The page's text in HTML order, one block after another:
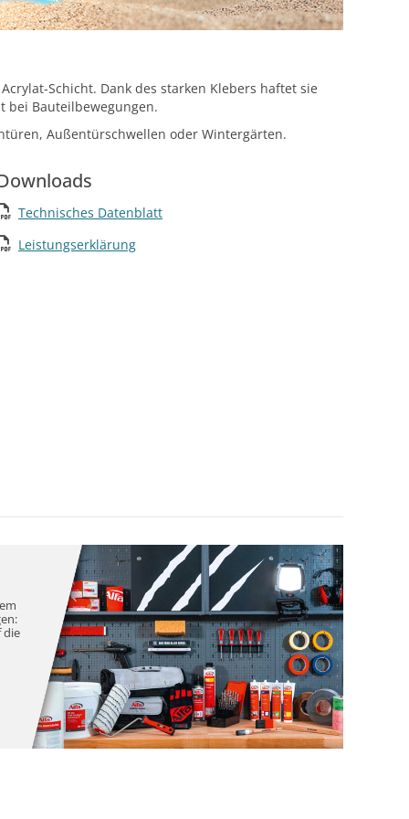
Schicht. Dank des starken Klebers haftet sie
bei Bauteilbewegungen.
Außentürschwellen oder Wintergärten.
Technisches Datenblatt
Leistungserklärung
die